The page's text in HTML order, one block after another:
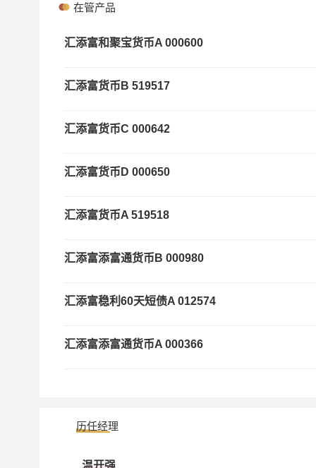
在管产品
汇添富和聚宝货币A 000600
汇添富货币B 519517
汇添富货币C 000642
汇添富货币D 000650
汇添富货币A 519518
汇添富添富通货币B 000980
汇添富稳利60天短债A 012574
汇添富添富通货币A 000366
汇添富收益快线货币B
历任经理
温开强